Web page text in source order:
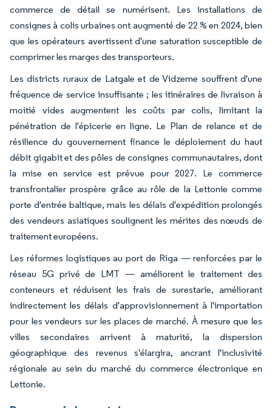
commerce de détail se numérisent. Les installations de
consignes à colis urbaines ont augmenté de 22 % en 2024, bien
que les opérateurs avertissent d'une saturation susceptible de
comprimer les marges des transporteurs.
Les districts ruraux de Latgale et de Vidzeme souffrent d'une
fréquence de service insuffisante ; les itinéraires de livraison à
moitié vides augmentent les coûts par colis, limitant la
pénétration de l'épicerie en ligne. Le Plan de relance et de
résilience du gouvernement finance le déploiement du haut
débit gigabit et des pôles de consignes communautaires, dont
la mise en service est prévue pour 2027. Le commerce
transfrontalier prospère grâce au rôle de la Lettonie comme
porte d'entrée baltique, mais les délais d'expédition prolongés
des vendeurs asiatiques soulignent les mérites des nœuds de
traitement européens.
Les réformes logistiques au port de Riga — renforcées par le
réseau 5G privé de LMT — améliorent le traitement des
conteneurs et réduisent les frais de surestarie, améliorant
indirectement les délais d'approvisionnement à l'importation
pour les vendeurs sur les places de marché. À mesure que les
villes secondaires arrivent à maturité, la dispersion
géographique des revenus s'élargira, ancrant l'inclusivité
régionale au sein du marché du commerce électronique en
Lettonie.